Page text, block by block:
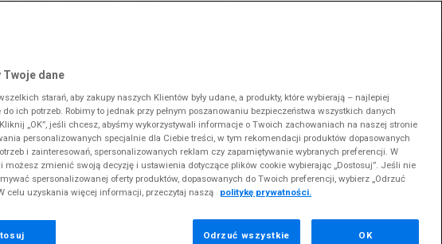
XS
S
M
obuwia
zimowe
i szaliki
Jordan
Lacoste
Levi's
New Balance
New Era
Vans
obuwia
zimowe
i szaliki
Ellesse
Fila
Hoodrich
Helly Hansen
Jordan
The North Face
Timberland
Under Armour
Vans
McKenzie
New Balance
New Era
Nike
Puma
sneakersy
Slipstream
Skool
HI
Arizona
6
Field Trekker
Euro Sprint
PRODUKTY ADIDAS DAMSKIE
z końcówek aktualnych kolekcji, ubiegłych sezonów lub z ekspozycji.Szczegóły.
Twoje dane
starań, aby zakupy naszych Klientów były udane, a produkty, które wybierają – najlepiej
do ich potrzeb. Robimy to jednak przy pełnym poszanowaniu bezpieczeństwa wszystkich danych
„OK”, jeśli chcesz, abyśmy wykorzystywali informacje o Twoich zachowaniach na naszej stronie
personalizowanych specjalnie dla Ciebie treści, w tym rekomendacji produktów dopasowanych
i zainteresowań, spersonalizowanych reklam czy zapamiętywanie wybranych preferencji. W
możesz zmienić swoją decyzję i ustawienia dotyczące plików cookie wybierając „Dostosuj”. Jeśli nie
spersonalizowanej oferty produktów, dopasowanych do Twoich preferencji, wybierz „Odrzuć
celu uzyskania więcej informacji, przeczytaj naszą
politykę prywatności.
Odrzuć wszystkie OK